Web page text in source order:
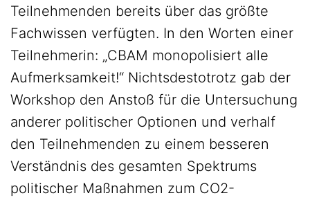
Teilnehmenden bereits über das größte
Fachwissen verfügten. In den Worten einer
Teilnehmerin: „CBAM monopolisiert alle
Aufmerksamkeit!“ Nichtsdestotrotz gab der
Workshop den Anstoß für die Untersuchung
anderer politischer Optionen und verhalf
den Teilnehmenden zu einem besseren
Verständnis des gesamten Spektrums
politischer Maßnahmen zum CO2-